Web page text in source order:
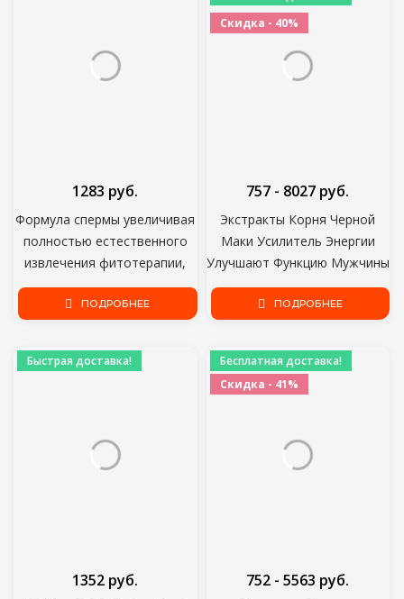
Формула спермы увеличивая
полностью естественного
извлечения фитотерапии,
питает клетки спермы для
того чтобы расщепить,
спермы
1283 руб.
ПОДРОБНЕЕ
Скидка - 40%
Экстракты Корня Черной
Маки Усилитель Энергии
Улучшают Функцию Мужчины
Физическая Сила Порошок
Женьшеня Травяная Добавка
757 - 8027 руб.
ПОДРОБНЕЕ
Быстрая доставка!
1352 руб.
Бесплатная доставка!
Скидка - 41%
752 - 5563 руб.